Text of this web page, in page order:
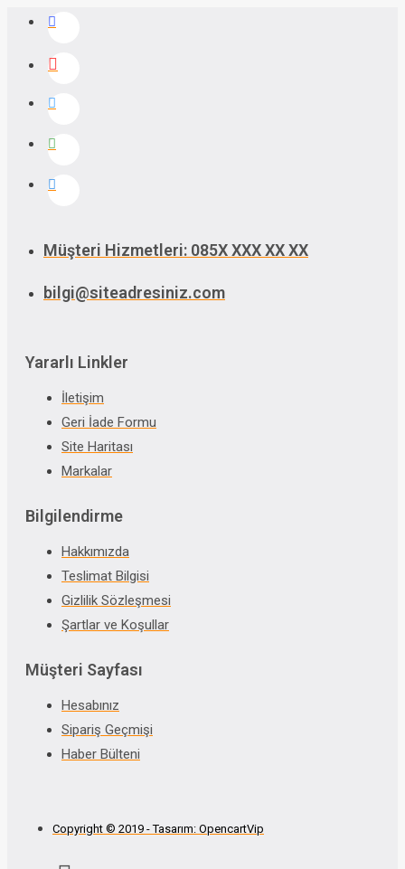
Müşteri Hizmetleri: 085X XXX XX XX
bilgi@siteadresiniz.com
Yararlı Linkler
İletişim
Geri İade Formu
Site Haritası
Markalar
Bilgilendirme
Hakkımızda
Teslimat Bilgisi
Gizlilik Sözleşmesi
Şartlar ve Koşullar
Müşteri Sayfası
Hesabınız
Sipariş Geçmişi
Haber Bülteni
Copyright © 2019 - Tasarım: OpencartVip